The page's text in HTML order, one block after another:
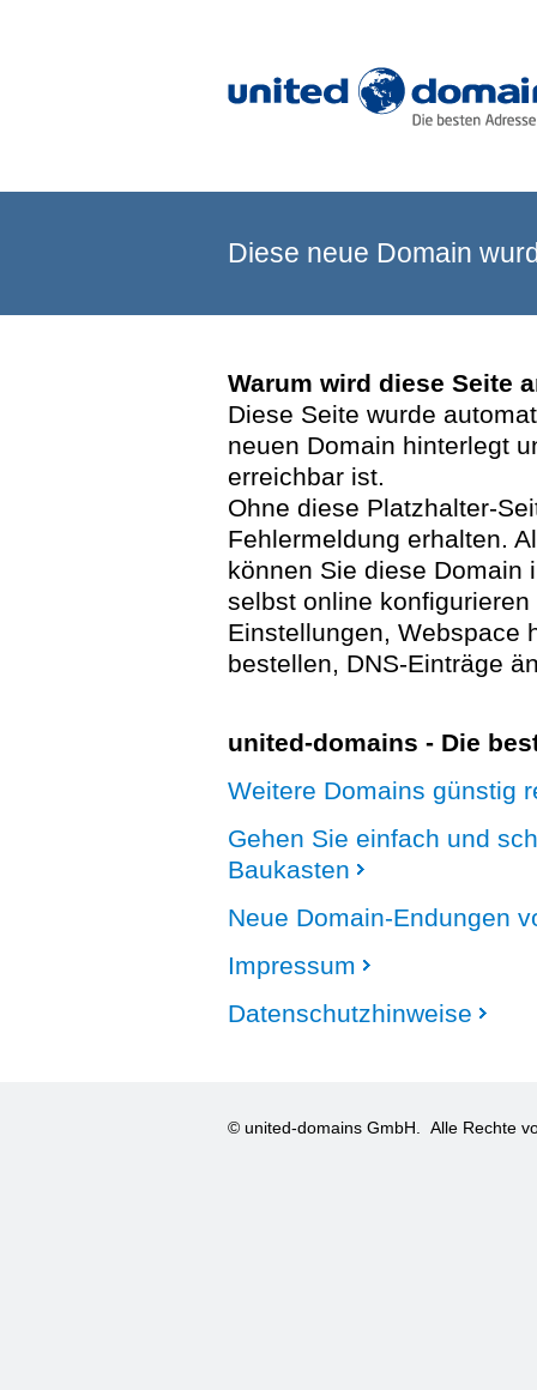
Diese neue Domain
Warum wird diese Seite
Diese Seite wurde
neuen Domain hinterlegt
erreichbar ist.
Ohne diese Platzhalter-
Fehlermeldung erhalten.
können Sie diese Domain
selbst online
Einstellungen, Webspace
bestellen, DNS-Einträge
united-domains - Die
Weitere Domains günstig
Gehen Sie einfach und
Baukasten
Neue Domain-Endungen
Impressum
Datenschutzhinweise
© united-domains GmbH. Alle Rechte